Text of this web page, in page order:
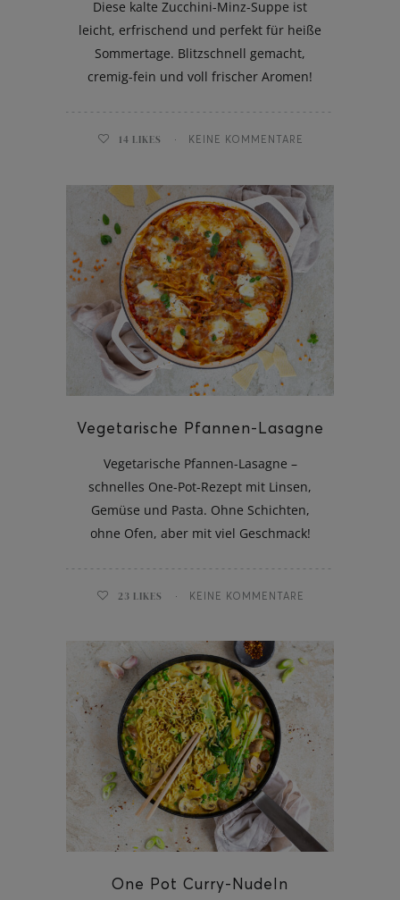
Diese kalte Zucchini-Minz-Suppe ist
leicht, erfrischend und perfekt für heiße
Sommertage. Blitzschnell gemacht,
cremig-fein und voll frischer Aromen!
14 LIKES KEINE KOMMENTARE
Vegetarische Pfannen-Lasagne
Vegetarische Pfannen-Lasagne –
schnelles One-Pot-Rezept mit Linsen,
Gemüse und Pasta. Ohne Schichten,
ohne Ofen, aber mit viel Geschmack!
23 LIKES KEINE KOMMENTARE
One Pot Curry-Nudeln